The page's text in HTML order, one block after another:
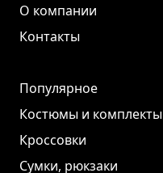
О компании
Контакты
Популярное
Костюмы и комплекты
Кроссовки
Сумки, рюкзаки